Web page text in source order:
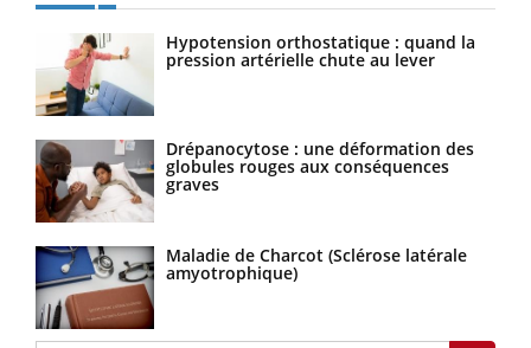
Hypotension orthostatique : quand la
pression artérielle chute au lever
Drépanocytose : une déformation des
globules rouges aux conséquences
graves
Maladie de Charcot (Sclérose latérale
amyotrophique)